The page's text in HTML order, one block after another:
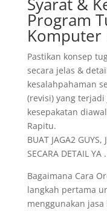
Program
Pastikan konsep
secara jelas &
kesalahpahaman
(revisi) yang
kesepakatan
Rapitu.
BUAT JAGA2 GUYS,
SECARA DETAIL YA
Bagaimana Cara
langkah pertama
menggunakan